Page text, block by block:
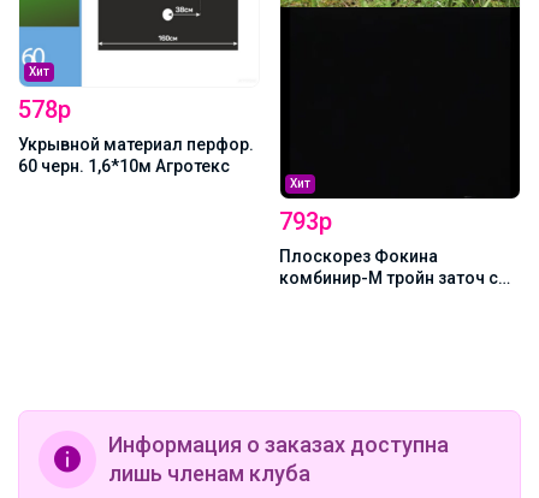
Хит
578р
Укрывной материал перфор.
60 черн. 1,6*10м Агротекс
Хит
793р
Плоскорез Фокина
комбинир-М тройн заточ с
Информация о заказах доступна
лишь членам клуба